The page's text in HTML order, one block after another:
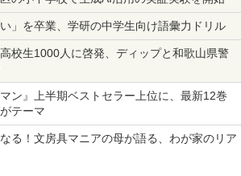
い」を卒業、学研の中学生向け語彙力ドリル
校生1000人に啓発、ディップと和歌山県警
マン』上半期ベストセラー上位に、最新12巻
テーマ
る！文房具マニアの母が語る、わが家のリア